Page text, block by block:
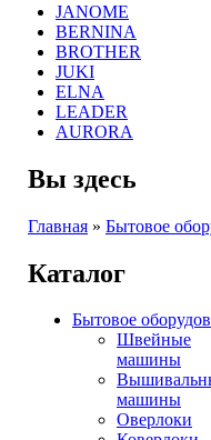
JANOME
BERNINA
BROTHER
JUKI
ELNA
LEADER
AURORA
Вы здесь
Главная » Бытовое
Каталог
Бытовое
Швейные
машины
машины
Оверлоки